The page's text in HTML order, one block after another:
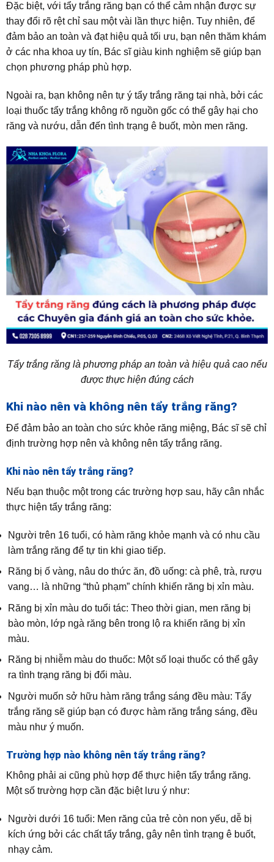
Đặc biệt, với tẩy trắng răng bạn có thể cảm nhận được sự
thay đổi rõ rệt chỉ sau một vài lần thực hiện. Tuy nhiên, để
đảm bảo an toàn và đạt hiệu quả tối ưu, bạn nên thăm khám
ở các nha khoa uy tín, Bác sĩ giàu kinh nghiệm sẽ giúp bạn
chọn phương pháp phù hợp.
Ngoài ra, bạn không nên tự ý tẩy trắng răng tại nhà, bởi các
loại thuốc tẩy trắng không rõ nguồn gốc có thể gây hại cho
răng và nướu, dẫn đến tình trạng ê buốt, mòn men răng.
Tẩy trắng răng là phương pháp an toàn và hiệu quả cao nếu
được thực hiện đúng cách
Khi nào nên và không nên tẩy trắng răng?
Để đảm bảo an toàn cho sức khỏe răng miệng, Bác sĩ sẽ chỉ
định trường hợp nên và không nên tẩy trắng răng.
Khi nào nên tẩy trắng răng?
Nếu bạn thuộc một trong các trường hợp sau, hãy cân nhắc
thực hiện tẩy trắng răng:
Người trên 16 tuổi, có hàm răng khỏe mạnh và có nhu cầu
làm trắng răng để tự tin khi giao tiếp.
Răng bị ố vàng, nâu do thức ăn, đồ uống: cà phê, trà, rượu
vang… là những “thủ phạm” chính khiến răng bị xỉn màu.
Răng bị xỉn màu do tuổi tác: Theo thời gian, men răng bị
bào mòn, lớp ngà răng bên trong lộ ra khiến răng bị xỉn
màu.
Răng bị nhiễm màu do thuốc: Một số loại thuốc có thể gây
ra tình trạng răng bị đổi màu.
Người muốn sở hữu hàm răng trắng sáng đều màu: Tẩy
trắng răng sẽ giúp bạn có được hàm răng trắng sáng, đều
màu như ý muốn.
Trường hợp nào không nên tẩy trắng răng?
Không phải ai cũng phù hợp để thực hiện tẩy trắng răng.
Một số trường hợp cần đặc biệt lưu ý như:
Người dưới 16 tuổi: Men răng của trẻ còn non yếu, dễ bị
kích ứng bởi các chất tẩy trắng, gây nên tình trạng ê buốt,
nhạy cảm.